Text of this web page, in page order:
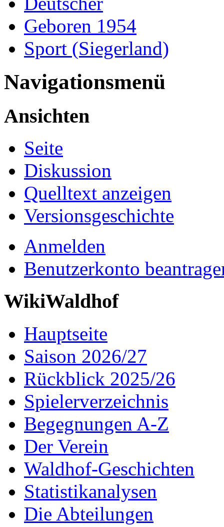
Geboren 1954
Sport (Siegerland)
Navigationsmenü
Ansichten
Seite
Diskussion
Quelltext anzeigen
Versionsgeschichte
Anmelden
Benutzerkonto
WikiWaldhof
Hauptseite
Saison 2026/27
Rückblick 2025/26
Spielerverzeichnis
Begegnungen A-Z
Der Verein
Waldhof-Geschichten
Statistikanalysen
Die Abteilungen